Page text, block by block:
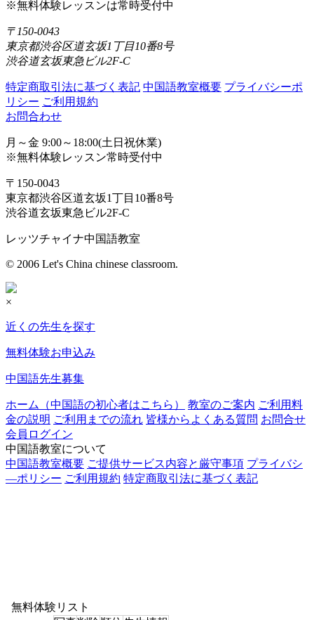
※無料体験レッスンは常時受付中
〒150-0043
東京都渋谷区道玄坂1丁目10番8号
渋谷道玄坂東急ビル2F-C
特定商取引法に基づく表記 中国語教室概要 プライバシーポ
リシー ご利用規約
お問合わせ
月～金 9:00～18:00(土日祝休業)
※無料体験レッスン常時受付中
〒150-0043
東京都渋谷区道玄坂1丁目10番8号
渋谷道玄坂東急ビル2F-C
レッツチャイナ中国語教室
© 2006 Let's China chinese classroom.
×
近くの先生を探す
無料体験お申込み
中国語先生募集
ホーム（中国語の初心者はこちら） 教室のご案内 ご利用料
金の説明 ご利用までの流れ 皆様からよくある質問 お問合せ
会員ログイン
中国語教室について
中国語教室概要 ご提供サービス内容と厳守事項 プライバシ
―ポリシー ご利用規約 特定商取引法に基づく表記